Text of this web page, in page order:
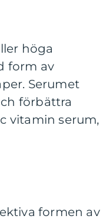
höga
form av
Serumet
förbättra
vitamin serum,
formen av